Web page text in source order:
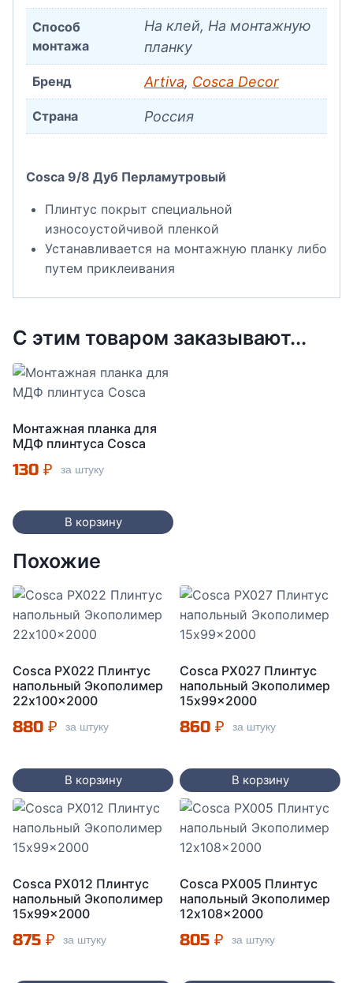
Способ
монтажа
На клей, На монтажную
планку
Бренд Artiva, Cosca Decor
Страна Россия
Cosca 9/8 Дуб Перламутровый
Плинтус покрыт специальной
износоустойчивой пленкой
Устанавливается на монтажную планку либо
путем приклеивания
С этим товаром заказывают...
Монтажная планка для
МДФ плинтуса Cosca
130 ₽ за штуку
В корзину
Похожие
Cosca PX022 Плинтус
напольный Экополимер
22x100x2000
880 ₽ за штуку
В корзину
Cosca PX027 Плинтус
напольный Экополимер
15x99x2000
860 ₽ за штуку
В корзину
Cosca PX012 Плинтус
напольный Экополимер
15x99x2000
875 ₽ за штуку
Cosca PX005 Плинтус
напольный Экополимер
12x108x2000
805 ₽ за штуку